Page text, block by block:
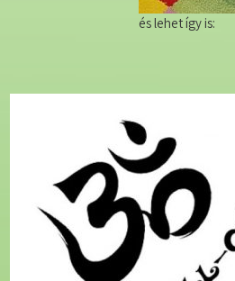
és lehet így is: